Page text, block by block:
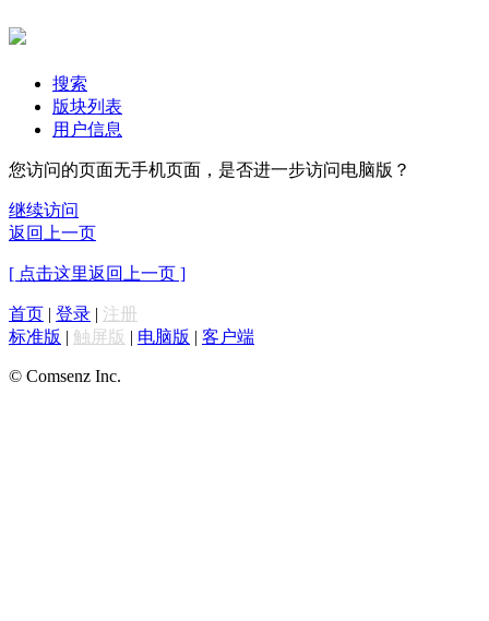
搜索
版块列表
用户信息
您访问的页面无手机页面，是否进一步访问电脑版？
继续访问
返回上一页
[ 点击这里返回上一页 ]
首页 | 登录 | 注册
标准版 | 触屏版 | 电脑版 | 客户端
© Comsenz Inc.